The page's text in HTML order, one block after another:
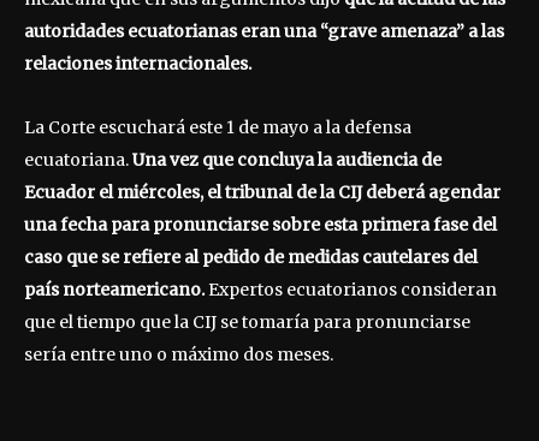
autoridades ecuatorianas eran una “grave amenaza” a las
relaciones internacionales.
La Corte escuchará este 1 de mayo a la defensa
ecuatoriana.Una vez que concluya la audiencia de
Ecuador el miércoles, el tribunal de la CIJ deberá agendar
una fecha para pronunciarse sobre esta primera fase del
caso que se refiere al pedido de medidas cautelares del
país norteamericano.Expertos ecuatorianos consideran
que el tiempo que la CIJ se tomaría para pronunciarse
sería entre uno o máximo dos meses.